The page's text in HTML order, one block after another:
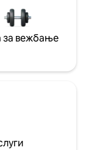
за вежбање